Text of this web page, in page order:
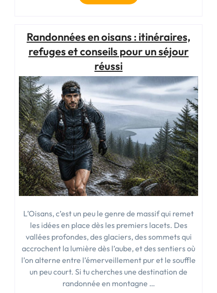
boucle
facile
:
itinéraires
conseils
pour
débutants »
Randonnées en oisans : itinéraires,
refuges et conseils pour un séjour
réussi
L’Oisans, c’est un peu le genre de massif qui remet
les idées en place dès les premiers lacets. Des
vallées profondes, des glaciers, des sommets qui
accrochent la lumière dès l’aube, et des sentiers où
l’on alterne entre l’émerveillement pur et le souffle
un peu court. Si tu cherches une destination de
randonnée en montagne …